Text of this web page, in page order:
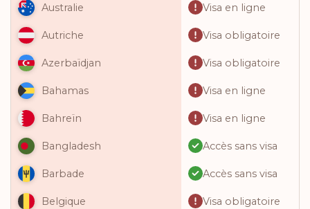
Australie Visa en ligne
Autriche Visa obligatoire
Azerbaïdjan Visa obligatoire
Bahamas Visa en ligne
Bahreïn Visa en ligne
Bangladesh Accès sans visa
Barbade Accès sans visa
Belgique Visa obligatoire